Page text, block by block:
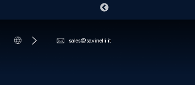
sales@savinelli.it